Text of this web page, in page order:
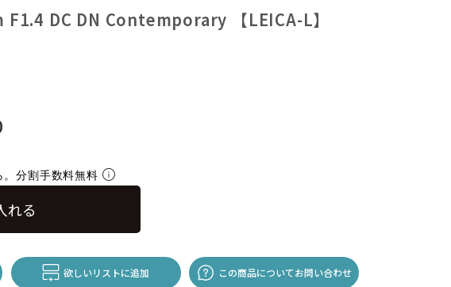
F1.4 DC DN Contemporary 【LEICA-L】
。分割手数料無料
れる
欲しいリストに追加 この商品についてお問い合わせ